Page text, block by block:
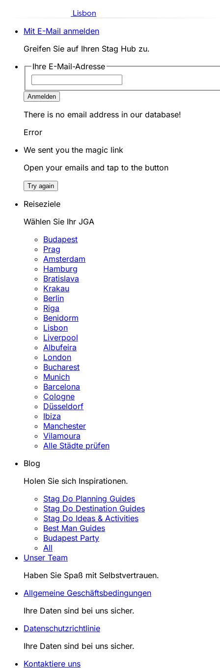
Lisbon
Mit E-Mail anmelden
Greifen Sie auf Ihren Stag Hub zu.
Ihre E-Mail-Adresse
Anmelden
There is no email address in our database!
Error
We sent you the magic link
Open your emails and tap to the button
Try again
Reiseziele
Wählen Sie Ihr JGA
Budapest
Prag
Amsterdam
Hamburg
Bratislava
Krakau
Berlin
Riga
Benidorm
Lisbon
Liverpool
Albufeira
London
Bucharest
Munich
Barcelona
Cologne
Düsseldorf
Ibiza
Manchester
Vilamoura
Alle Städte prüfen
Blog
Holen Sie sich Inspirationen.
Stag Do Planning Guides
Stag Do Destination Guides
Stag Do Ideas & Activities
Best Man Guides
Budapest Party
All
Unser Team
Haben Sie Spaß mit Selbstvertrauen.
Allgemeine Geschäftsbedingungen
Ihre Daten sind bei uns sicher.
Datenschutzrichtlinie
Ihre Daten sind bei uns sicher.
Kontaktiere uns